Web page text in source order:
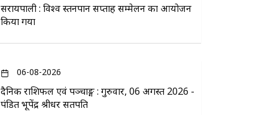
सरायपाली : विश्व स्तनपान सप्ताह सम्मेलन का आयोजन
किया गया
06-08-2026
दैनिक राशिफल एवं पञ्चाङ्ग : गुरुवार, 06 अगस्त 2026 -
पंडित भूपेंद्र श्रीधर सतपति